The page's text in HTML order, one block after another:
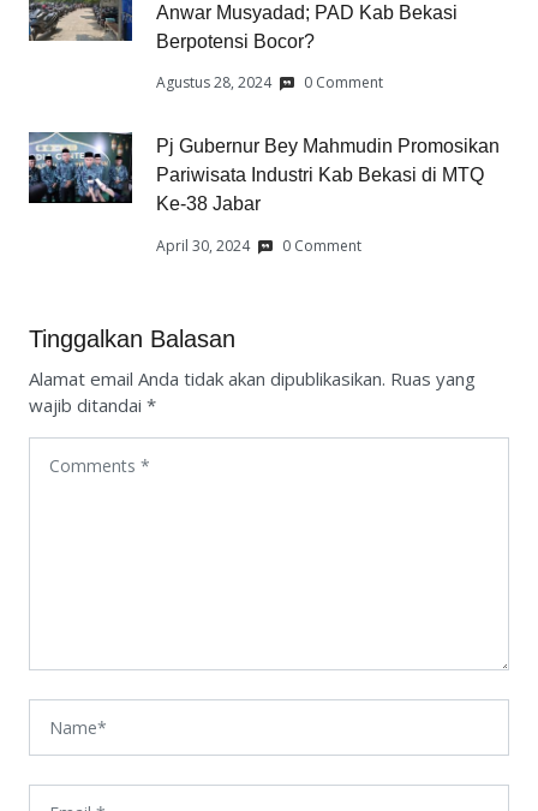
Anwar Musyadad; PAD Kab Bekasi
Berpotensi Bocor?
Agustus 28, 2024 0 Comment
Pj Gubernur Bey Mahmudin Promosikan
Pariwisata Industri Kab Bekasi di MTQ
Ke-38 Jabar
April 30, 2024 0 Comment
Tinggalkan Balasan
Alamat email Anda tidak akan dipublikasikan. Ruas yang
wajib ditandai *